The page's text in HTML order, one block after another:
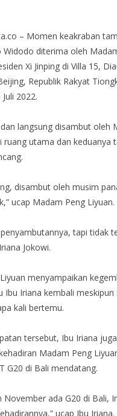
– Momen keakraban
Widodo diterima oleh
Xi Jinping di Villa 15,
Republik Rakyat
2022.
langsung disambut oleh
ruang utama dan keduanya
disambut oleh musim
ucap Madam Peng Liyuan.
tapi tidak
Jokowi.
menyampaikan
Ibu Iriana kembali meskipun
kali bertemu.
tersebut, Ibu Iriana juga
Madam Peng
G20 di Bali mendatang.
November ada G20 di Bali,
ucap Ibu Iriana.